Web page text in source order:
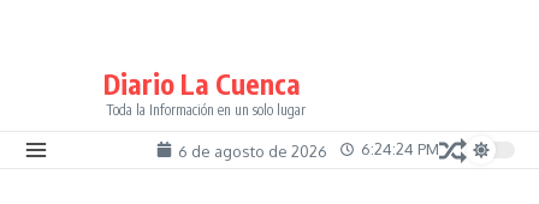
Diario La Cuenca
Toda la Información en un solo lugar
6 de agosto de 2026 6:24:24 PM